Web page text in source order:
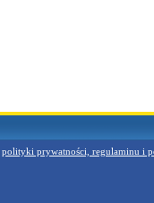
polityki prywatności, regulaminu i